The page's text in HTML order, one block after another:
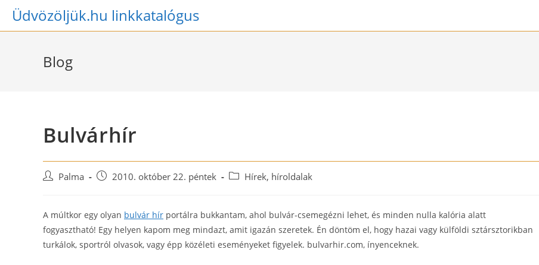
SkipÜdvözöljük.hu linkkatalógus
Blog
Bulvárhír
Post Palma
Post 2010. október 22. péntek
Post Hírek, híroldalak
A múltkor egy olyan bulvár hír portálra bukkantam, ahol bulvár-csemegézni lehet, és minden nulla kalória alatt
fogyasztható! Egy helyen kapom meg mindazt, amit igazán szeretek. Én döntöm el, hogy hazai vagy külföldi sztársztorikban
turkálok, sportról olvasok, vagy épp közéleti eseményeket figyelek. bulvarhir.com, ínyenceknek.